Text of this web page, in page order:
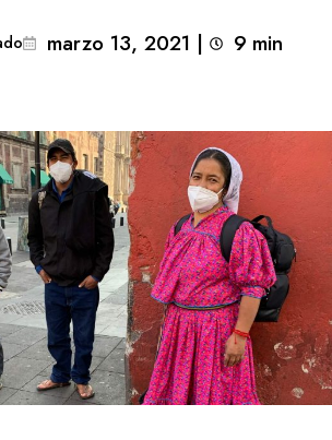
marzo 13, 2021 | 9 min